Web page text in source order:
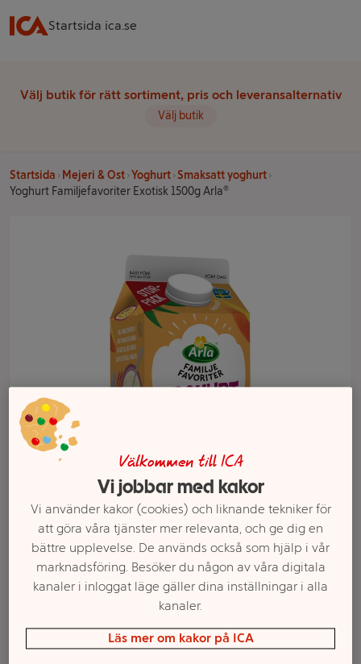
Startsida ica.se
Välj butik för rätt sortiment, pris och leveransalternativ
Välj butik
Startsida Mejeri & Ost Yoghurt Smaksatt yoghurt
Yoghurt Familjefavoriter Exotisk 1500g Arla®
Välj butik och handla
Sortimentet kan variera mellan butikerna
Välkommen till ICA
Vi jobbar med kakor
Vi använder kakor (cookies) och liknande tekniker för
att göra våra tjänster mer relevanta, och ge dig en
bättre upplevelse. De används också som hjälp i vår
marknadsföring. Besöker du någon av våra digitala
kanaler i inloggat läge gäller dina inställningar i alla
kanaler.
Läs mer om kakor på ICA